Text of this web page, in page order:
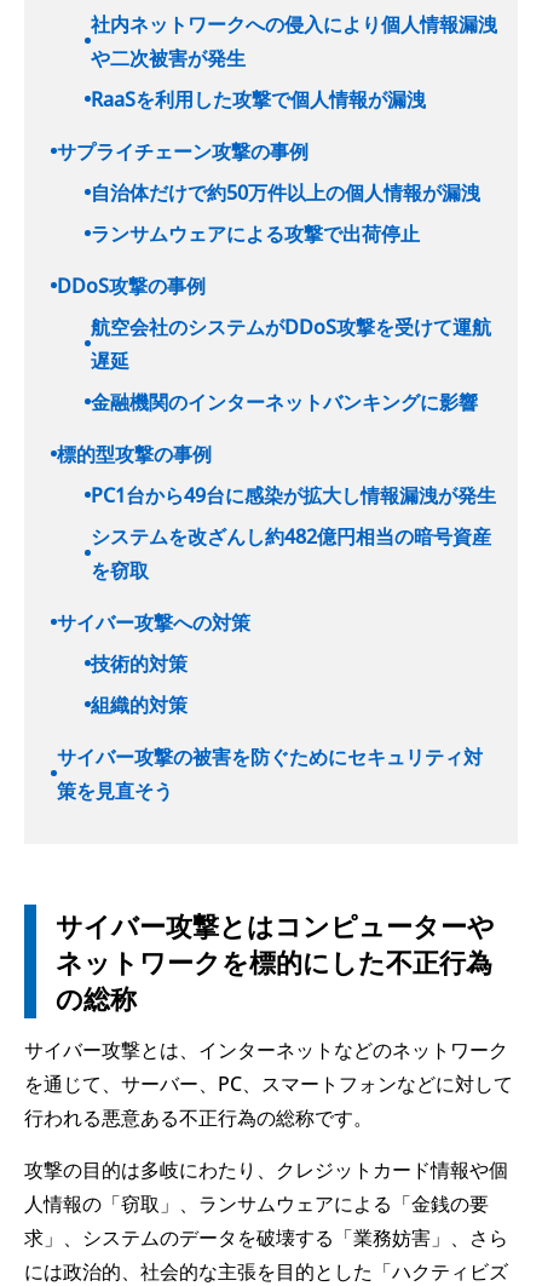
社内ネットワークへの侵入により個人情報漏洩
や二次被害が発生
RaaSを利用した攻撃で個人情報が漏洩
サプライチェーン攻撃の事例
自治体だけで約50万件以上の個人情報が漏洩
ランサムウェアによる攻撃で出荷停止
DDoS攻撃の事例
航空会社のシステムがDDoS攻撃を受けて運航
遅延
金融機関のインターネットバンキングに影響
標的型攻撃の事例
PC1台から49台に感染が拡大し情報漏洩が発生
システムを改ざんし約482億円相当の暗号資産
を窃取
サイバー攻撃への対策
技術的対策
組織的対策
サイバー攻撃の被害を防ぐためにセキュリティ対
策を見直そう
サイバー攻撃とはコンピューターや
ネットワークを標的にした不正行為
の総称
サイバー攻撃とは、インターネットなどのネットワーク
を通じて、サーバー、PC、スマートフォンなどに対して
行われる悪意ある不正行為の総称です。
攻撃の目的は多岐にわたり、クレジットカード情報や個
人情報の「窃取」、ランサムウェアによる「金銭の要
求」、システムのデータを破壊する「業務妨害」、さら
には政治的、社会的な主張を目的とした「ハクティビズ